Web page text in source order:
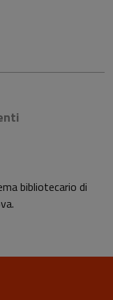
bibliotecario di